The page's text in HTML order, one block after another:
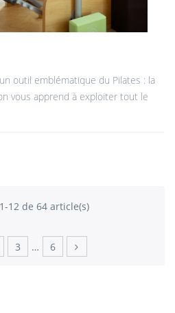
outil emblématique du Pilates : la
vous apprend à exploiter tout le
12 de 64 article(s)
3 … 6